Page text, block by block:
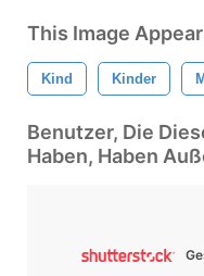
This Image
Kind Kinder
Benutzer, Die
Haben, Haben